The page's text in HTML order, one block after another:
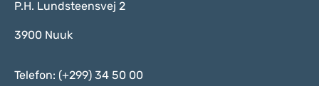
P.H. Lundsteensvej 2
3900 Nuuk
Telefon: (+299) 34 50 00